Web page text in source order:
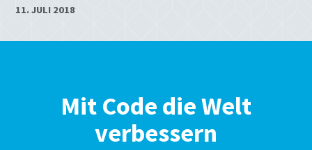
11. JULI 2018
Mit Code die Welt
verbessern